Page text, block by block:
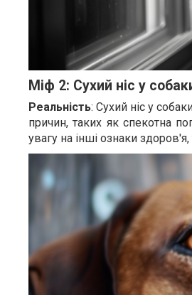
Міф 2: Сухий ніс у
Реальність: Сухий ніс у
причин, таких як спекотна
увагу на інші ознаки здоров'я,